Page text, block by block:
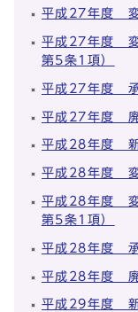
平成27年度 変
平成27年度 変
第5条1項）
平成27年度 承
平成27年度 廃
平成28年度 新
平成28年度 変
平成28年度 変
第5条1項）
平成28年度 承
平成28年度 廃
平成29年度 新